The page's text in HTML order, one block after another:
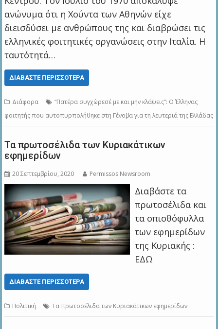
ανώνυμα ότι η Χούντα των Αθηνών είχε
διεισδύσει με ανθρώπους της και διαβρώσει τις
ελληνικές φοιτητικές οργανώσεις στην Ιταλία. Η
ταυτότητά…
ΔΙΑΒΆΣΤΕ ΠΕΡΙΣΣΌΤΕΡΑ
Διάφορα
“Πατέρα συγχώρεσέ με και μην κλάψεις”: O Έλληνας
φοιτητής που αυτοπυρπολήθηκε στη Γένοβα για τη λευτεριά της Ελλάδας
Τα πρωτοσέλιδα των Κυριακάτικων
εφημερίδων
20 Σεπτεμβρίου, 2020 Permissos Newsroom
Διαβάστε τα
πρωτοσέλιδα και
τα οπισθόφυλλα
των εφημερίδων
της Κυριακής :
ΕΔΩ
ΔΙΑΒΆΣΤΕ ΠΕΡΙΣΣΌΤΕΡΑ
Πολιτική Τα πρωτοσέλιδα των Κυριακάτικων εφημερίδων